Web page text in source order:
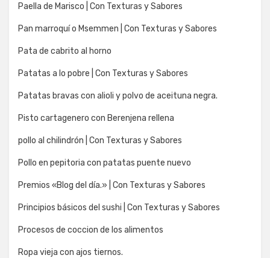
Paella de Marisco | Con Texturas y Sabores
Pan marroquí o Msemmen | Con Texturas y Sabores
Pata de cabrito al horno
Patatas a lo pobre | Con Texturas y Sabores
Patatas bravas con alioli y polvo de aceituna negra.
Pisto cartagenero con Berenjena rellena
pollo al chilindrón | Con Texturas y Sabores
Pollo en pepitoria con patatas puente nuevo
Premios «Blog del día.» | Con Texturas y Sabores
Principios básicos del sushi | Con Texturas y Sabores
Procesos de coccion de los alimentos
Ropa vieja con ajos tiernos.